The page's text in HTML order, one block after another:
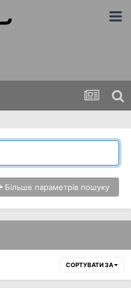
Більше параметрів пошуку
СОРТУВАТИ ЗА